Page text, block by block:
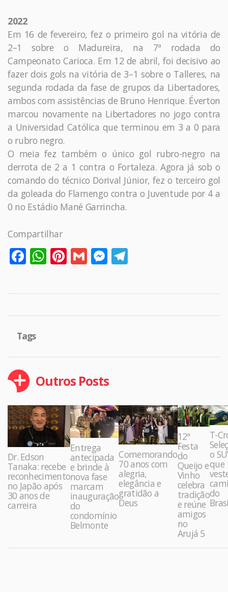
2022
Em 16 de fevereiro, fez o primeiro gol na vitória de
2–1 sobre o Madureira, na 7ª rodada do
Campeonato Carioca. Em 12 de abril, foi decisivo ao
fazer dois gols na vitória de 3–1 sobre o Talleres, na
segunda rodada da fase de grupos da Libertadores,
ambos com assistências de Bruno Henrique. Éverton
marcou novamente na Libertadores no jogo contra
a Universidad Católica que terminou em 3 a 0 para
o rubro negro.
O meia fez também o único gol rubro-negro na
derrota de 2 a 1 contra o Fortaleza. Agora já sob o
comando do técnico Dorival Júnior, fez o terceiro gol
da goleada do Flamengo contra o Juventude por 4 a
0 no Estádio Mané Garrincha.
Compartilhar
Facebook
WhatsApp
Pinterest
GmailMessenger
Tags
Outros Posts
Dr. Edson
Tanaka: recebe
reconhecimento
no Japão após
30 anos de
carreira
Entrega
antecipada
e brinde à
nova fase
marcam
inauguração
do
condomínio
Belmonte
Comemorando
70 anos com
alegria,
elegância e
gratidão a
Deus
12ª
Festa
do
Queijo e
Vinho
celebra
tradição
e reúne
amigos
no
Arujá 5
T-
o
que
do